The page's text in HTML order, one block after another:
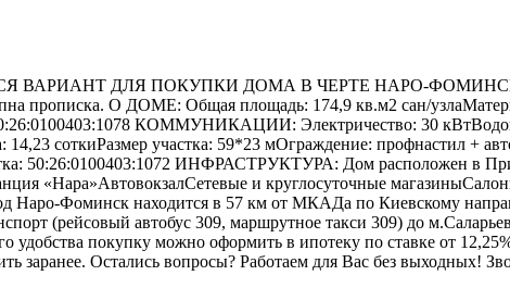
ДЛЯ ПОКУПКИ ДОМА В ЧЕРТЕ НАРО-ФОМИНСКА!
прописка. О ДОМЕ: Общая площадь: 174,9 кв.м2 сан/
КОММУНИКАЦИИ: Электричество: 30
соткиРазмер участка: 59*23 мОграждение: профнастил +
50:26:0100403:1072 ИНФРАСТРУКТУРА: Дом расположен в
«Нара»АвтовокзалСетевые и круглосуточные
находится в 57 км от МКАДа по Киевскому
(рейсовый автобус 309, маршрутное такси 309) до
удобства покупку можно оформить в ипотеку по ставке от
заранее. Остались вопросы? Работаем для Вас без выходных!